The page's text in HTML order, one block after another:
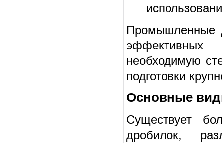
Промышленные
эффективных
необходимую
подготовки
Основные
Существует
дробилок,